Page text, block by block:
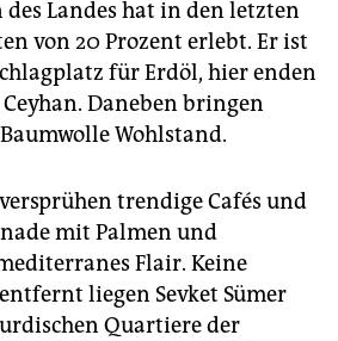
Landes hat in den letzten
von 20 Prozent erlebt. Er ist
für Erdöl, hier enden
Daneben bringen
Wohlstand.
trendige Cafés und
mit Palmen und
Flair. Keine
liegen Sevket Sümer
Quartiere der